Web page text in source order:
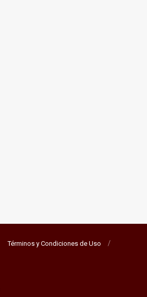
Términos y Condiciones de Uso